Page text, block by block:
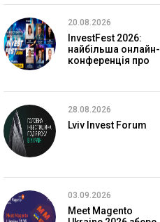
20.08.2026
InvestFest 2026:
найбільша онлайн-
конференція про
28.08.2026
Lviv Invest Forum
03.09.2026
Meet Magento